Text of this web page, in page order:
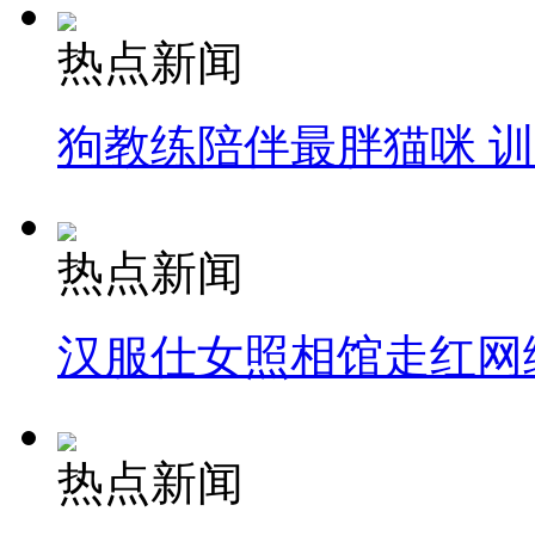
热点新闻
狗教练陪伴最胖猫咪
热点新闻
汉服仕女照相馆走红网
热点新闻